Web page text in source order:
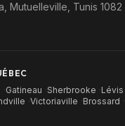
Mutuelleville, Tunis 1082
·Gatineau ·Sherbrooke ·Lévis
·Victoriaville ·Brossard ·